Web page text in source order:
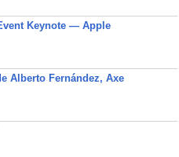
Keynote — Apple
Alberto Fernández, Axe